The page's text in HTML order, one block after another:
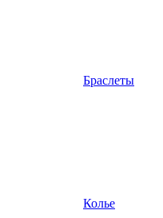
Браслеты
Колье